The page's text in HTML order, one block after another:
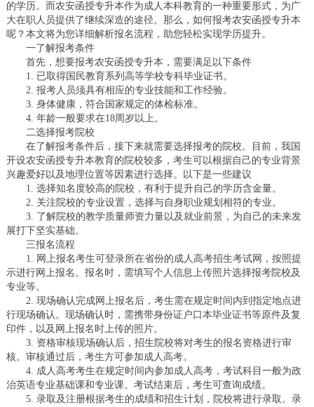
的学历。而农安函授专升本作为成人本科教育的一种重要形式，为广
大在职人员提供了继续深造的途径。那么，如何报考农安函授专升本
呢？本文将为您详细解析报名流程，助您轻松实现学历提升。
一了解报考条件
首先，想要报考农安函授专升本，需要满足以下条件
1. 已取得国民教育系列高等学校专科毕业证书。
2. 报考人员须具有相应的专业技能和工作经验。
3. 身体健康，符合国家规定的体检标准。
4. 年龄一般要求在18周岁以上。
二选择报考院校
在了解报考条件后，接下来就需要选择报考的院校。目前，我国
开设农安函授专升本教育的院校较多，考生可以根据自己的专业背景
兴趣爱好以及地理位置等因素进行选择。以下是一些建议
1. 选择知名度较高的院校，有利于提升自己的学历含金量。
2. 关注院校的专业设置，选择与自身职业规划相符的专业。
3. 了解院校的教学质量师资力量以及就业前景，为自己的未来发
展打下坚实基础。
三报名流程
1. 网上报名考生可登录所在省份的成人高考招生考试网，按照提
示进行网上报名。报名时，需填写个人信息上传照片选择报考院校及
专业等。
2. 现场确认完成网上报名后，考生需在规定时间内到指定地点进
行现场确认。现场确认时，需携带身份证户口本毕业证书等原件及复
印件，以及网上报名时上传的照片。
3. 资格审核现场确认后，招生院校将对考生的报名资格进行审
核。审核通过后，考生方可参加成人高考。
4. 成人高考考生在规定时间内参加成人高考，考试科目一般为政
治英语专业基础课和专业课。考试结束后，考生可查询成绩。
5. 录取及注册根据考生的成绩和招生计划，院校将进行录取。录